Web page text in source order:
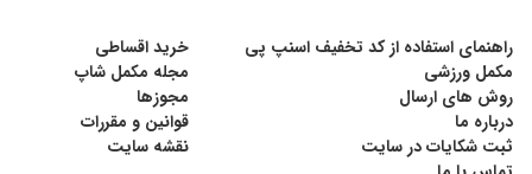
راهنمای استفاده از کد تخفیف اسنپ پی
خرید اقساطی
مکمل ورزشی
مجله مکمل شاپ
روش های ارسال
مجوزها
درباره ما
قوانین و مقررات
ثبت شکایات در سایت
نقشه سایت